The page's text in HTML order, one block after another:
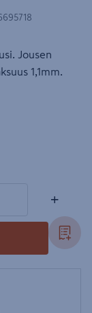
Jousen
1,1mm.
+